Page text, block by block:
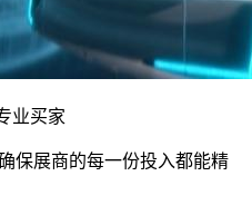
业买家
保展商的每一份投入都能精